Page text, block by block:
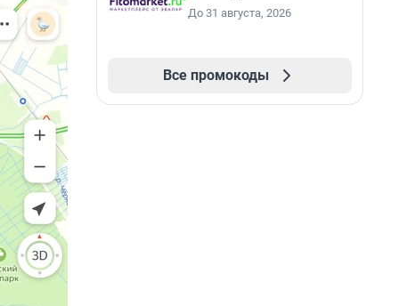
До 31 августа, 2026
Все промокоды